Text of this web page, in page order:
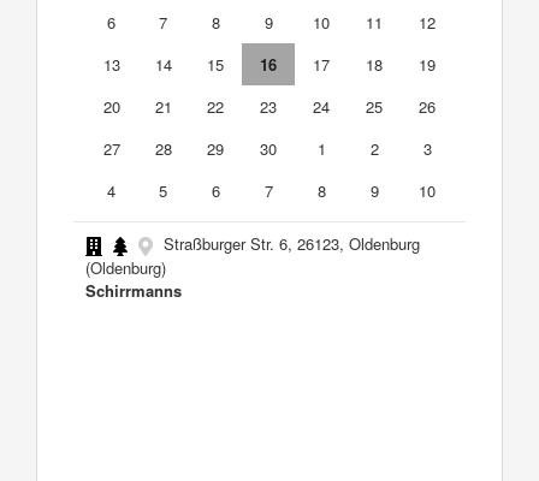
6
7 8 9 10 11
12
13
14 15 16 17 18
19
20
21 22 23 24 25
26
27
28 29 30 1 2
3
4
5 6 7 8 9 10
Straßburger Str. 6, 26123, Oldenburg
(Oldenburg)
Schirrmanns